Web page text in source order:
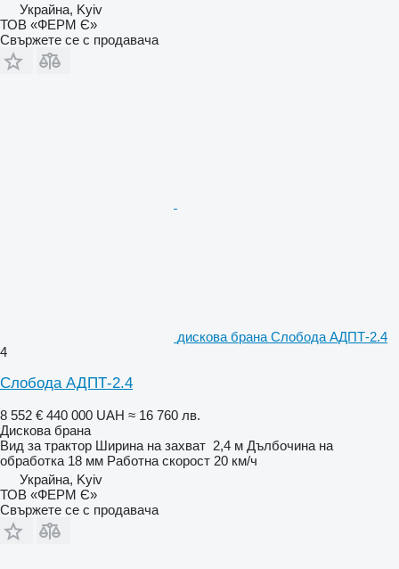
Украйна, Kyiv
ТОВ «ФЕРМ Є»
Свържете се с продавача
дискова брана Слобода АДПТ-2.4
4
Слобода АДПТ-2.4
8 552 € 440 000 UAH ≈ 16 760 лв.
Дискова брана
Вид за трактор Ширина на захват 2,4 м Дълбочина на
обработка 18 мм Работна скорост 20 км/ч
Украйна, Kyiv
ТОВ «ФЕРМ Є»
Свържете се с продавача